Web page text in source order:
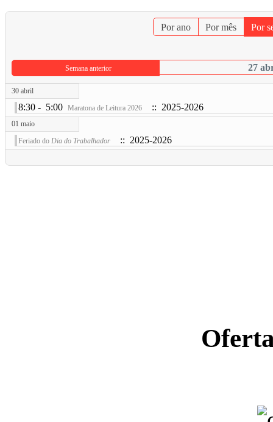
Por ano Por mês Por
Semana anterior 27
30 abril
8:30 - 5:00 Maratona de Leitura 2026 :: 2025-2026
01 maio
Feriado do Dia do Trabalhador :: 2025-2026